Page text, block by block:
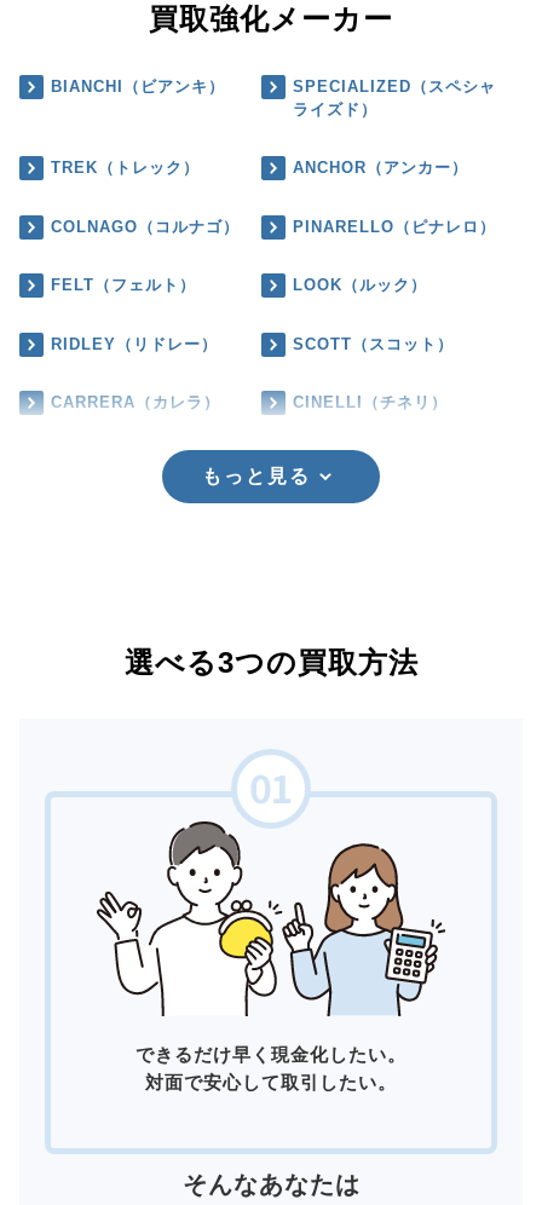
買取強化メーカー
BIANCHI（ビアンキ）
SPECIALIZED（スペシャ
ライズド）
TREK（トレック） ANCHOR（アンカー）
COLNAGO（コルナゴ） PINARELLO（ピナレロ）
FELT（フェルト） LOOK（ルック）
RIDLEY（リドレー） SCOTT（スコット）
CARRERA（カレラ） CINELLI（チネリ）
もっと見る
選べる3つの買取方法
できるだけ早く現金化したい。
対面で安心して取引したい。
そんなあなたは